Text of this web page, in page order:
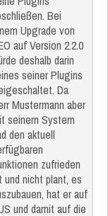
Bei
Upgrade von
auf Version 2.2.0
deshalb darin
seiner Plugins
Da
Mustermann aber
seinem System
den aktuell
zufrieden
und nicht plant, es
hat er auf
und damit auf die